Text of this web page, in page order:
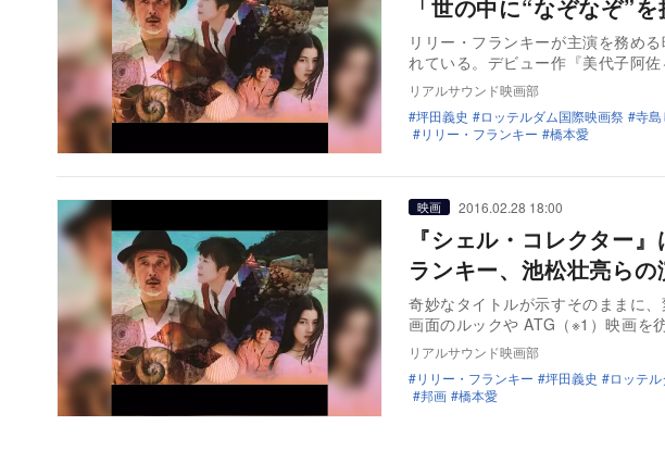
「世の中に“なぞなぞ”を
リリー・フランキーが主演を務め
れている。デビュー作『美代子阿
リアルサウンド映画部
坪田義史
ロッテルダム国際映画祭 寺島
リリー・フランキー
橋本愛
映画 2016.02.28 18:00
『シェル・コレクター
ランキー、池松壮亮ら
奇妙なタイトルが示すそのままに
画面のルックや ATG（※1）映画を
リアルサウンド映画部
リリー・フランキー
坪田義史 ロッテ
邦画
橋本愛